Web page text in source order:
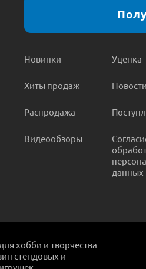
Новинки
Хиты продаж
Распродажа
Видеообзоры
Уценка
Новости
данных
хобби и творчества
стендовых и